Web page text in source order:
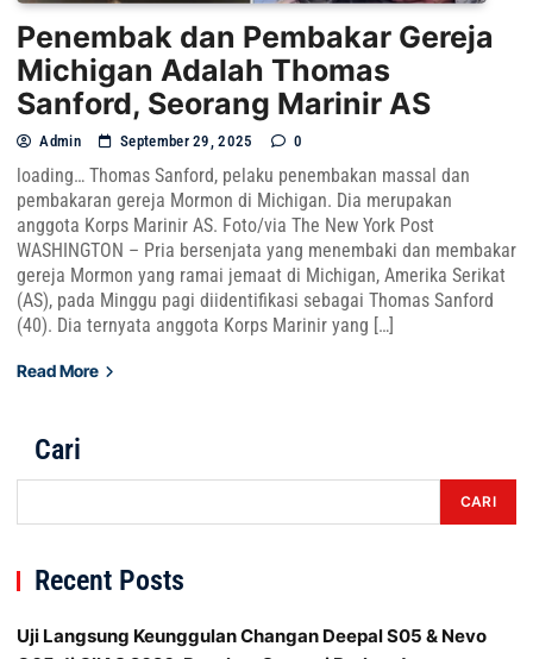
Penembak dan Pembakar Gereja
Michigan Adalah Thomas
Sanford, Seorang Marinir AS
Admin September 29, 2025 0
loading… Thomas Sanford, pelaku penembakan massal dan
pembakaran gereja Mormon di Michigan. Dia merupakan
anggota Korps Marinir AS. Foto/via The New York Post
WASHINGTON – Pria bersenjata yang menembaki dan membakar
gereja Mormon yang ramai jemaat di Michigan, Amerika Serikat
(AS), pada Minggu pagi diidentifikasi sebagai Thomas Sanford
(40). Dia ternyata anggota Korps Marinir yang […]
Read More
Cari
CARI
Recent Posts
Uji Langsung Keunggulan Changan Deepal S05 & Nevo